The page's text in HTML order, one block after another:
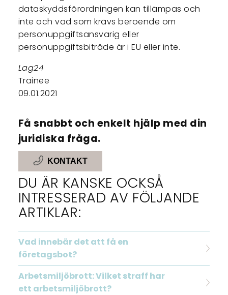
dataskyddsförordningen kan tillämpas och
inte och vad som krävs beroende om
personuppgiftsansvarig eller
personuppgiftsbiträde är i EU eller inte.
Lag24
Trainee
09.01.2021
Få snabbt och enkelt hjälp med din
juridiska fråga.
KONTAKT
DU ÄR KANSKE OCKSÅ
INTRESSERAD AV FÖLJANDE
ARTIKLAR:
Vad innebär det att få en
företagsbot?
Arbetsmiljöbrott: Vilket straff har
ett arbetsmiljöbrott?